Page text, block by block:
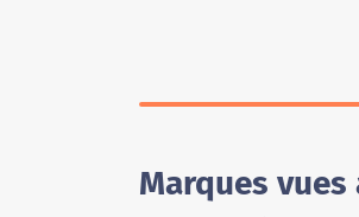
Marques vues